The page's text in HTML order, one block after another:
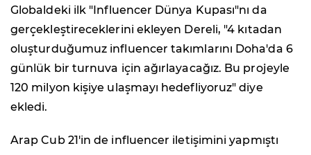
Globaldeki ilk "Influencer Dünya Kupası"nı da
gerçekleştireceklerini ekleyen Dereli, "4 kıtadan
oluşturduğumuz influencer takımlarını Doha'da 6
günlük bir turnuva için ağırlayacağız. Bu projeyle
120 milyon kişiye ulaşmayı hedefliyoruz" diye
ekledi.
Arap Cub 21'in de influencer iletişimini yapmıştı